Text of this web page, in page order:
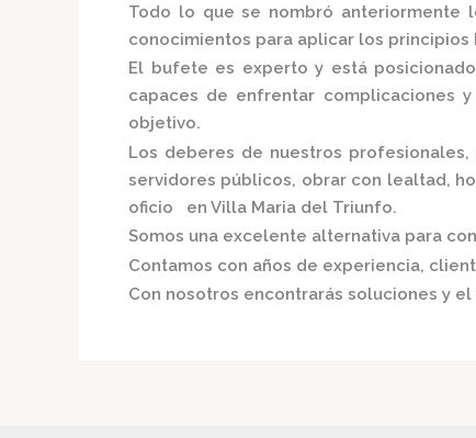
Todo lo que se nombró anteriormente
conocimientos para aplicar los
El bufete es experto y está
capaces de enfrentar complicaciones
objetivo.
Los deberes de nuestros
servidores públicos, obrar con lealtad,
oficio en Villa Maria del Triunfo.
Somos una excelente alternativa para
Contamos con años de experiencia,
Con nosotros encontrarás soluciones y